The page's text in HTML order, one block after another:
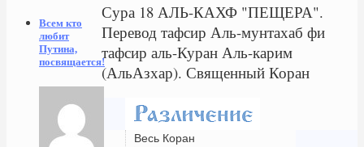
Сура 18 АЛЬ-КАХФ "ПЕЩЕРА".
Перевод тафсир Аль-мунтахаб фи
тафсир аль-Куран Аль-карим
(АльАзхар). Священный Коран
Весь Коран
Всем кто
любит
Путина,
посвящается!